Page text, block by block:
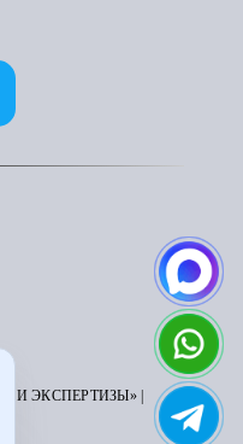
И ЭКСПЕРТИЗЫ» |